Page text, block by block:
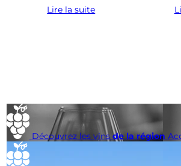
Lire la suite
Découvrez les vins de la région